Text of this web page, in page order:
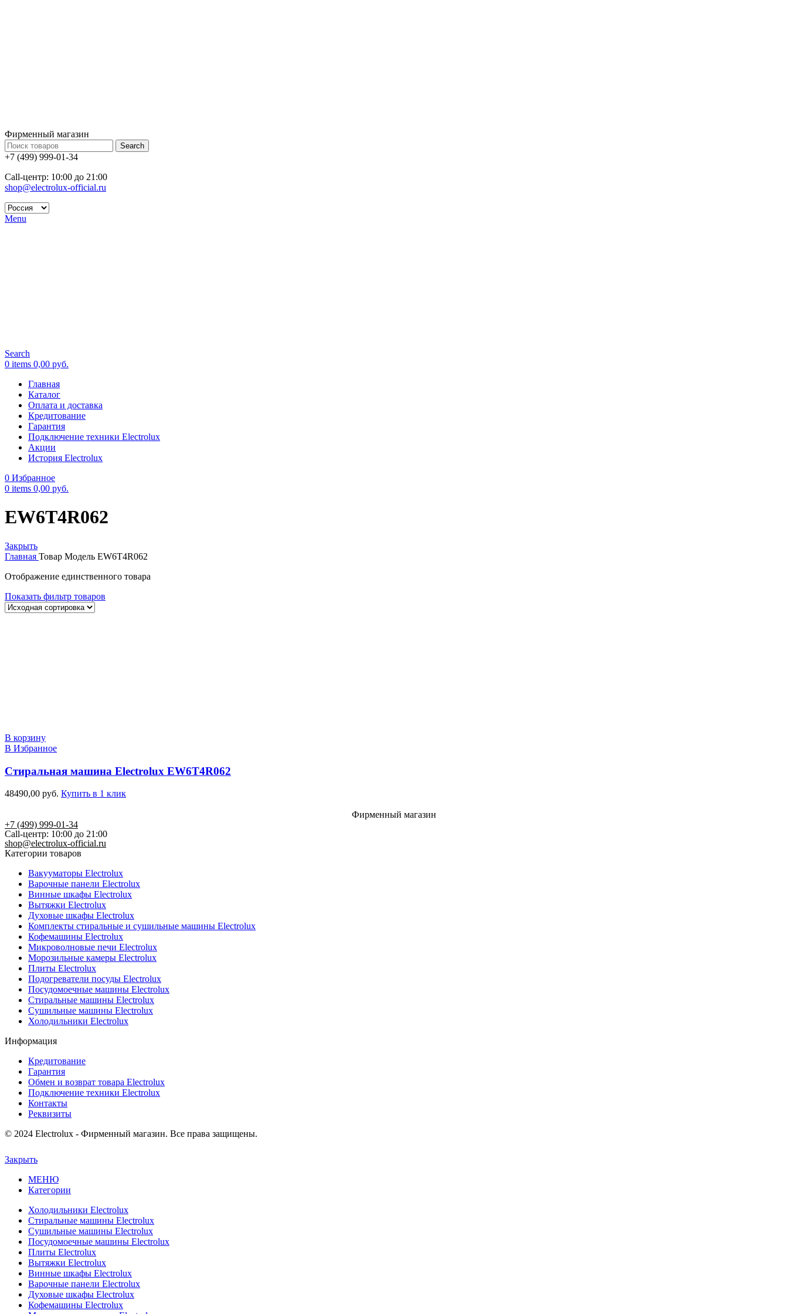
Фирменный магазин
Search
+7 (499) 999-01-34
Call-центр: 10:00 до 21:00
shop@electrolux-official.ru
Menu
Search
0 items 0,00 руб.
Главная
Каталог
Оплата и доставка
Кредитование
Гарантия
Подключение техники Electrolux
Акции
История Electrolux
0 Избранное
0 items 0,00 руб.
EW6T4R062
Закрыть
Главная Товар Модель EW6T4R062
Отображение единственного товара
Показать фильтр товаров
В корзину
В Избранное
Стиральная машина Electrolux EW6T4R062
48490,00 руб. Купить в 1 клик
Фирменный магазин
+7 (499) 999-01-34
Call-центр: 10:00 до 21:00
shop@electrolux-official.ru
Категории товаров
Вакууматоры Electrolux
Варочные панели Electrolux
Винные шкафы Electrolux
Вытяжки Electrolux
Духовые шкафы Electrolux
Комплекты стиральные и сушильные машины Electrolux
Кофемашины Electrolux
Микроволновые печи Electrolux
Морозильные камеры Electrolux
Плиты Electrolux
Подогреватели посуды Electrolux
Посудомоечные машины Electrolux
Стиральные машины Electrolux
Сушильные машины Electrolux
Холодильники Electrolux
Информация
Кредитование
Гарантия
Обмен и возврат товара Electrolux
Подключение техники Electrolux
Контакты
Реквизиты
© 2024 Electrolux - Фирменный магазин. Все права защищены.
Закрыть
МЕНЮ
Категории
Холодильники Electrolux
Стиральные машины Electrolux
Сушильные машины Electrolux
Посудомоечные машины Electrolux
Плиты Electrolux
Вытяжки Electrolux
Винные шкафы Electrolux
Варочные панели Electrolux
Духовые шкафы Electrolux
Кофемашины Electrolux